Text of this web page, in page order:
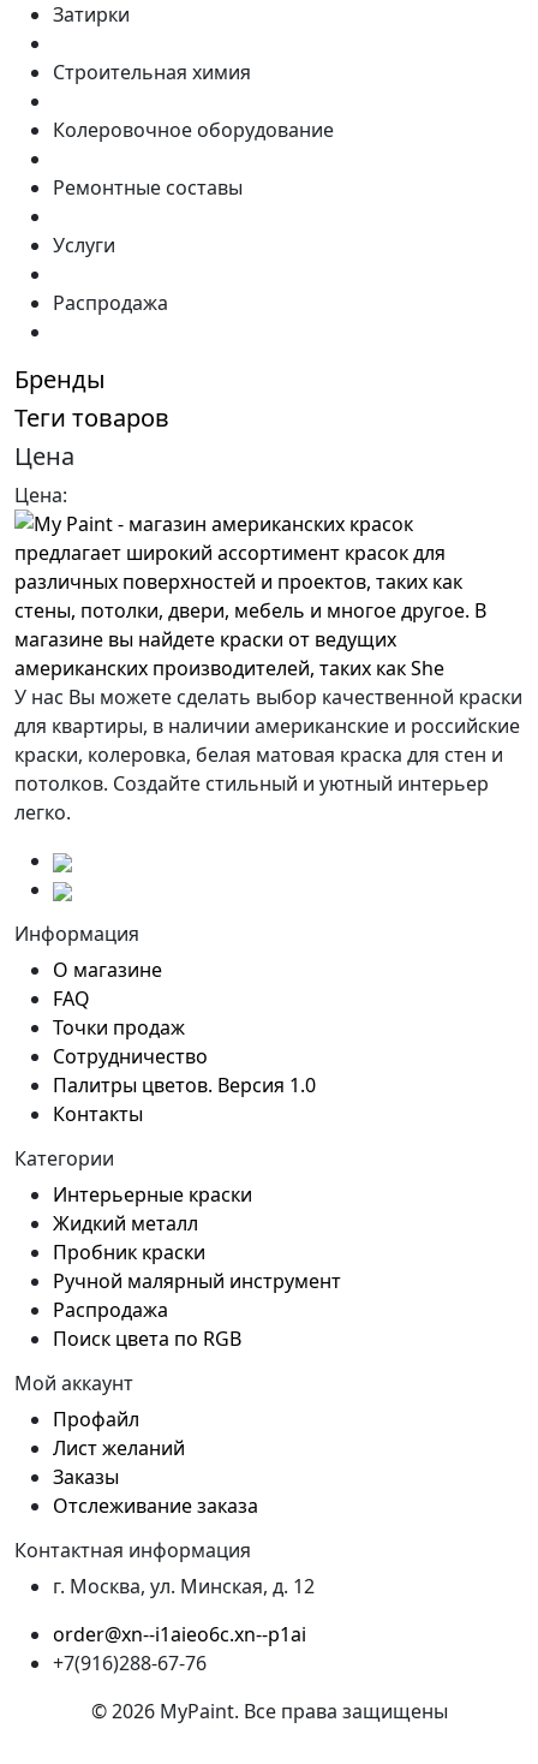
Затирки
Строительная химия
Колеровочное оборудование
Ремонтные составы
Услуги
Распродажа
Бренды
Теги товаров
Цена
Цена:
У нас Вы можете сделать выбор качественной краски
для квартиры, в наличии американские и российские
краски, колеровка, белая матовая краска для стен и
потолков. Создайте стильный и уютный интерьер
легко.
Информация
О магазине
FAQ
Точки продаж
Сотрудничество
Палитры цветов. Версия 1.0
Контакты
Категории
Интерьерные краски
Жидкий металл
Пробник краски
Ручной малярный инструмент
Распродажа
Поиск цвета по RGB
Мой аккаунт
Профайл
Лист желаний
Заказы
Отслеживание заказа
Контактная информация
г. Москва, ул. Минская, д. 12
order@xn--i1aieo6c.xn--p1ai
+7(916)288-67-76
© 2026 MyPaint. Все права защищены